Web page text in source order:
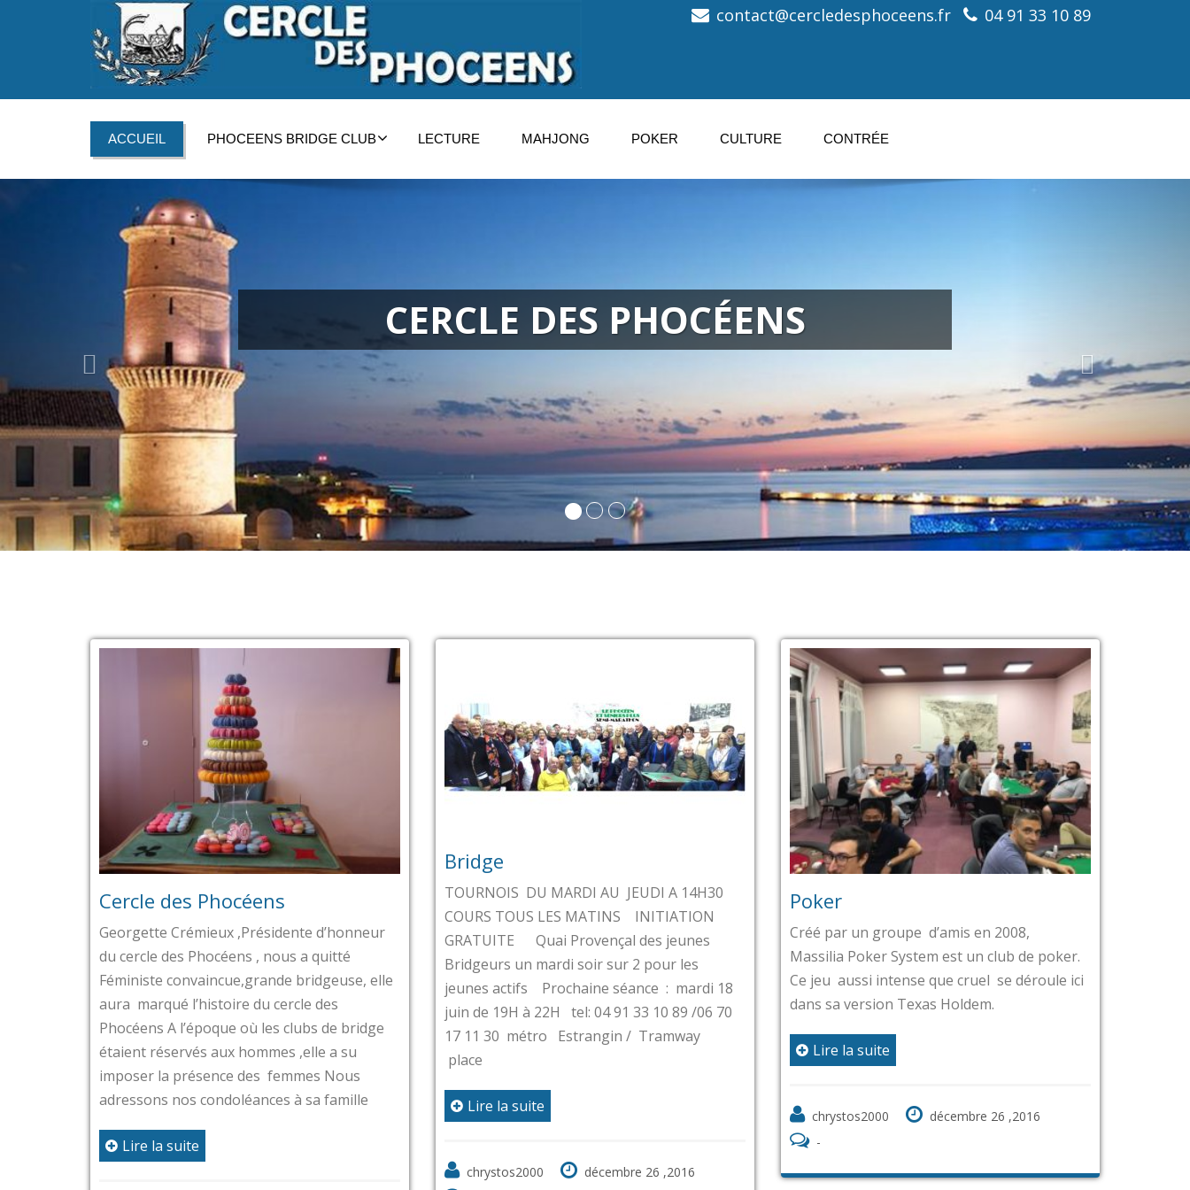
contact@cercledesphoceens.fr 04 91 33 10 89
ACCUEIL PHOCEENS BRIDGE CLUB LECTURE MAHJONG POKER CULTURE CONTRÉE
CERCLE DES PHOCÉENS
Cercle des Phocéens
Georgette Crémieux ,Présidente d’honneur
du cercle des Phocéens , nous a quitté
Féministe convaincue,grande bridgeuse, elle
aura marqué l’histoire du cercle des
Phocéens A l’époque où les clubs de bridge
étaient réservés aux hommes ,elle a su
imposer la présence des femmes Nous
adressons nos condoléances à sa famille
Lire la suite
Bridge
TOURNOIS DU MARDI AU JEUDI A 14H30
COURS TOUS LES MATINS INITIATION
GRATUITE Quai Provençal des jeunes
Bridgeurs un mardi soir sur 2 pour les
jeunes actifs Prochaine séance : mardi 18
juin de 19H à 22H tel: 04 91 33 10 89 /06 70
17 11 30 métro Estrangin / Tramway
place
Lire la suite
chrystos2000
décembre 26 ,2016
Poker
Créé par un groupe d’amis en 2008,
Massilia Poker System est un club de poker.
Ce jeu aussi intense que cruel se déroule ici
dans sa version Texas Holdem.
Lire la suite
chrystos2000
décembre 26 ,2016
-